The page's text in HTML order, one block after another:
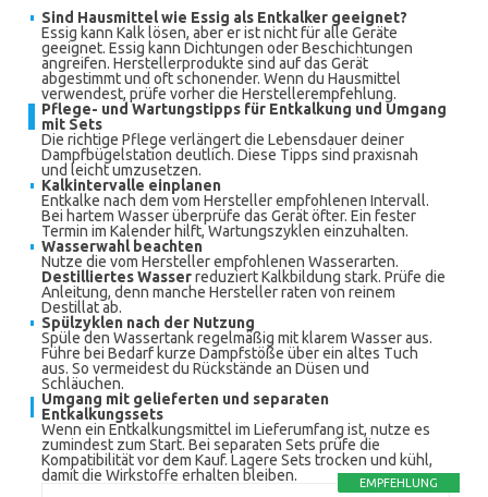
Sind Hausmittel wie Essig als Entkalker geeignet?
Essig kann Kalk lösen, aber er ist nicht für alle Geräte
geeignet. Essig kann Dichtungen oder Beschichtungen
angreifen. Herstellerprodukte sind auf das Gerät
abgestimmt und oft schonender. Wenn du Hausmittel
verwendest, prüfe vorher die Herstellerempfehlung.
Pflege- und Wartungstipps für Entkalkung und Umgang
mit Sets
Die richtige Pflege verlängert die Lebensdauer deiner
Dampfbügelstation deutlich. Diese Tipps sind praxisnah
und leicht umzusetzen.
Kalkintervalle einplanen
Entkalke nach dem vom Hersteller empfohlenen Intervall.
Bei hartem Wasser überprüfe das Gerät öfter. Ein fester
Termin im Kalender hilft, Wartungszyklen einzuhalten.
Wasserwahl beachten
Nutze die vom Hersteller empfohlenen Wasserarten.
Destilliertes Wasserreduziert Kalkbildung stark. Prüfe die
Anleitung, denn manche Hersteller raten von reinem
Destillat ab.
Spülzyklen nach der Nutzung
Spüle den Wassertank regelmäßig mit klarem Wasser aus.
Führe bei Bedarf kurze Dampfstöße über ein altes Tuch
aus. So vermeidest du Rückstände an Düsen und
Schläuchen.
Umgang mit gelieferten und separaten
Entkalkungssets
Wenn ein Entkalkungsmittel im Lieferumfang ist, nutze es
zumindest zum Start. Bei separaten Sets prüfe die
Kompatibilität vor dem Kauf. Lagere Sets trocken und kühl,
damit die Wirkstoffe erhalten bleiben.
EMPFEHLUNG